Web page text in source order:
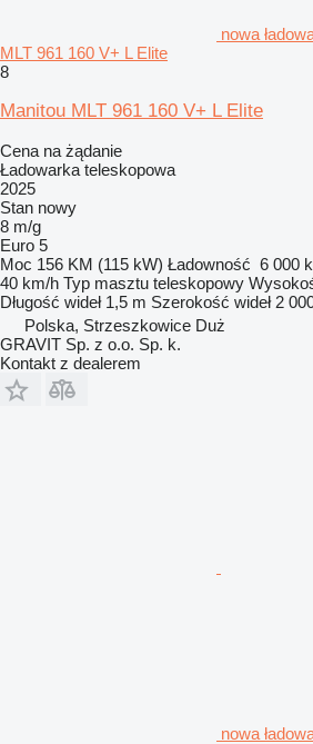
nowa
MLT 961 160 V+ L Elite
8
Manitou MLT 961 160 V+ L Elite
Cena na żądanie
Ładowarka teleskopowa
2025
Stan nowy
8 m/g
Euro 5
Moc 156 KM (115 kW) Ładowność 6 000
40 km/h Typ masztu teleskopowy
Długość wideł 1,5 m Szerokość wideł 2
Polska, Strzeszkowice Duż
GRAVIT Sp. z o.o. Sp. k.
Kontakt z dealerem
nowa